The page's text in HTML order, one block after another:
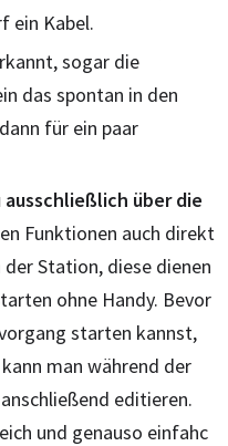
ein Kabel.
sogar die
das spontan in den
für ein paar
über die
Funktionen auch direkt
Station, diese dienen
ohne Handy. Bevor
starten kannst,
man während der
editieren.
und genauso einfahc